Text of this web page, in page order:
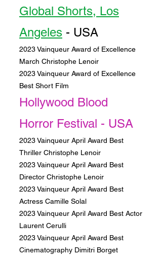
Global Shorts, Los
Angeles - USA
2023 Vainqueur Award of Excellence
March Christophe Lenoir
2023 Vainqueur Award of Excellence
Best Short Film
Hollywood Blood
Horror Festival - USA
2023 Vainqueur April Award Best
Thriller Christophe Lenoir
2023 Vainqueur April Award Best
Director Christophe Lenoir
2023 Vainqueur April Award Best
Actress Camille Solal
2023 Vainqueur April Award Best Actor
Laurent Cerulli
2023 Vainqueur April Award Best
Cinematography Dimitri Borget